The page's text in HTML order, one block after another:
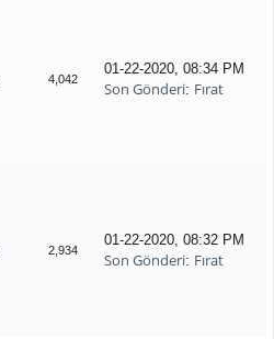
4,042
01-22-2020, 08:34 PM
Son Gönderi: Fırat
2,934
01-22-2020, 08:32 PM
Son Gönderi: Fırat